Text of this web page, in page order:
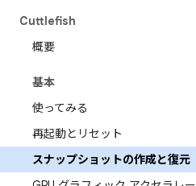
Cuttlefish
概要
基本
使ってみる
再起動とリセット
スナップショットの作成と復元